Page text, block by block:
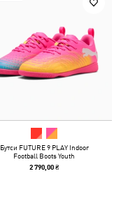
Бутси FUTURE 9 PLAY Indoor
Football Boots Youth
2 790,00 ₴